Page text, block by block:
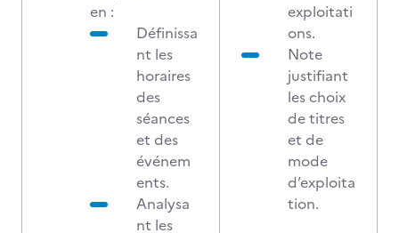
en :
Définissa
nt les
horaires
des
séances
et des
événem
ents.
Analysa
nt les
exploitati
ons.
Note
justifiant
les choix
de titres
et de
mode
d’exploita
tion.